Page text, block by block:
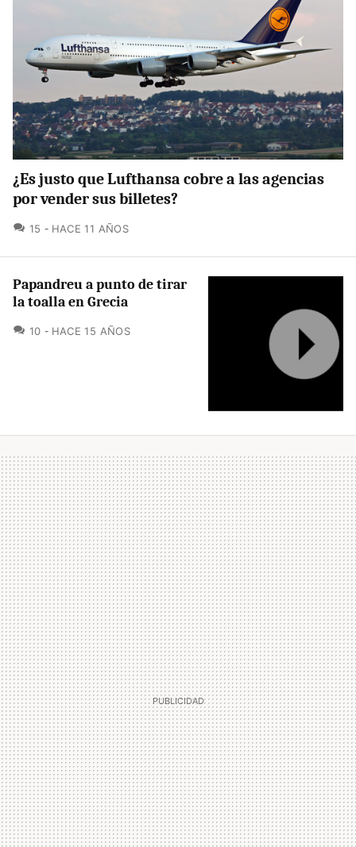
¿Es justo que Lufthansa cobre a las agencias
por vender sus billetes?
15 COMENTARIOS
HACE 11 AÑOS
Papandreu a punto de tirar
la toalla en Grecia
10 COMENTARIOS
HACE 15 AÑOS